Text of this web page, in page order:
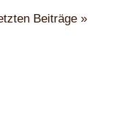
Beiträge »